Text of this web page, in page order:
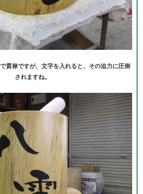
貫禄ですが、文字を入れると、その迫力に圧倒
されますね。